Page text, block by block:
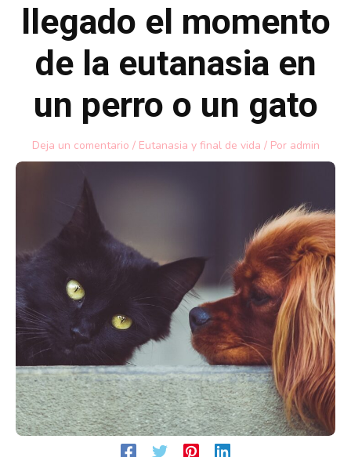
llegado el momento
de la eutanasia en
un perro o un gato
Deja un comentario / Eutanasia y final de vida / Por admin